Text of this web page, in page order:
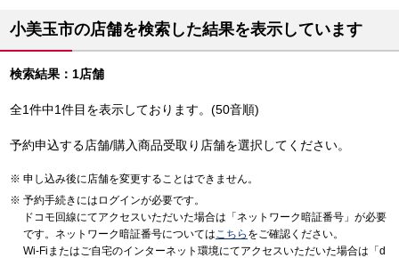
小美玉市の店舗を検索した結果を表示しています
検索結果：1店舗
全1件中1件目を表示しております。(50音順)
予約申込する店舗/購入商品受取り店舗を選択してください。
申し込み後に店舗を変更することはできません。
予約手続きにはログインが必要です。
ドコモ回線にてアクセスいただいた場合は「ネットワーク暗証番号」が必要
です。ネットワーク暗証番号についてはこちら をご確認ください。
Wi-Fiまたはご自宅のインターネット環境にてアクセスいただいた場合は「d